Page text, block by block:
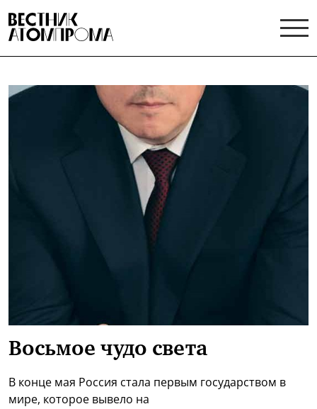
Восьмое чудо света
В конце мая Россия стала первым государством в
мире, которое вывело на